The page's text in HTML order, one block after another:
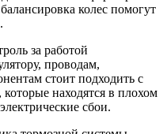
колес помогут
за работой
проводам,
стоит подходить с
находятся в плохом
сбои.